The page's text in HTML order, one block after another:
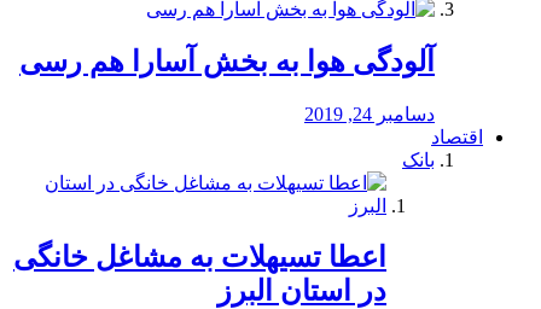
آلودگی هوا به بخش آسارا هم رسی
دسامبر 24, 2019
اقتصاد
بانک
️اعطا تسیهلات به مشاغل خانگی
در استان البرز